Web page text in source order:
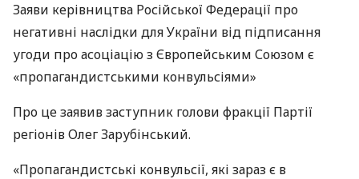
Заяви керівництва Російської Федерації про
негативні наслідки для України від підписання
угоди про асоціацію з Європейським Союзом є
«пропагандистськими конвульсіями»
Про це заявив заступник голови фракції Партії
регіонів Олег Зарубінський.
«Пропагандистські конвульсії, які зараз є в